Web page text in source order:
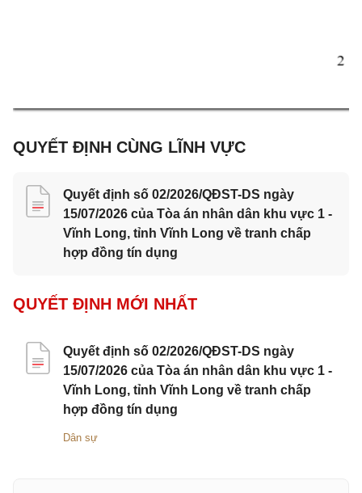
QUYẾT ĐỊNH CÙNG LĨNH VỰC
Quyết định số 02/2026/QĐST-DS ngày
15/07/2026 của Tòa án nhân dân khu vực 1 -
Vĩnh Long, tỉnh Vĩnh Long về tranh chấp
hợp đồng tín dụng
QUYẾT ĐỊNH MỚI NHẤT
Quyết định số 02/2026/QĐST-DS ngày
15/07/2026 của Tòa án nhân dân khu vực 1 -
Vĩnh Long, tỉnh Vĩnh Long về tranh chấp
hợp đồng tín dụng
Dân sự